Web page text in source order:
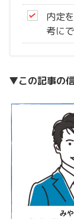
内定
考に
▼この記事の